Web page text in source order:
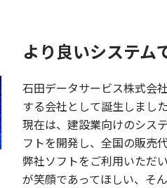
より良いシステム
石田データサービス株式会
する会社として誕生しました
現在は、建設業向けのシス
フトを開発し、全国の販売
弊社ソフトをご利用いただ
が笑顔であってほしい、そ